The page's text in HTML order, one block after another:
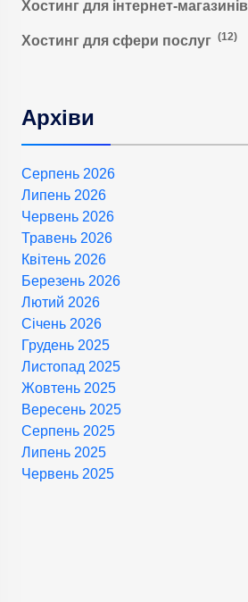
Хостинг для інтернет-магазинів
Хостинг для сфери послуг (12)
Архіви
Серпень 2026
Липень 2026
Червень 2026
Травень 2026
Квітень 2026
Березень 2026
Лютий 2026
Січень 2026
Грудень 2025
Листопад 2025
Жовтень 2025
Вересень 2025
Серпень 2025
Липень 2025
Червень 2025